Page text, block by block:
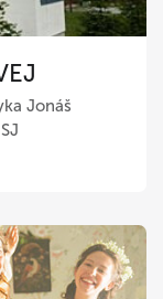
Jonáš